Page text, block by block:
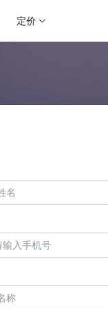
定价